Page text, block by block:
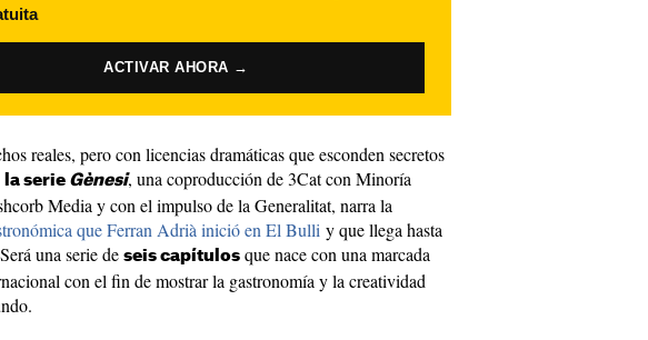
ACTIVAR AHORA →
reales, pero con licencias dramáticas que esconden secretos
la serie Gènesi, una coproducción de 3Cat con Minoría
Media y con el impulso de la Generalitat, narra la
que Ferran Adrià inició en El Bulli y que llega hasta
una serie de seis capítulos que nace con una marcada
con el fin de mostrar la gastronomía y la creatividad